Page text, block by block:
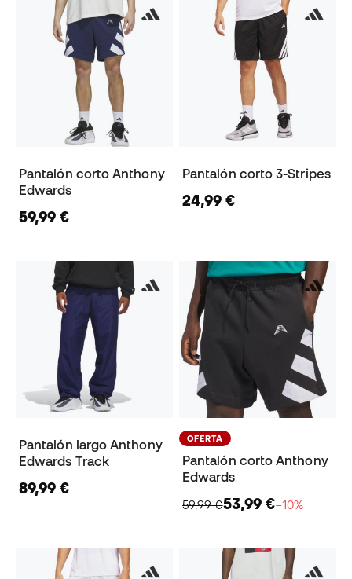
Pantalón corto Anthony
Edwards
59,99 €
Pantalón corto 3-Stripes
24,99 €
Pantalón largo Anthony
Edwards Track
89,99 €
OFERTA
Pantalón corto Anthony
Edwards
59,99 €53,99 €−10%